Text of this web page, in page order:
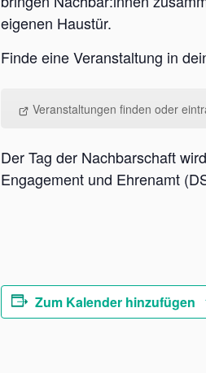
eigenen Haustür.
Finde eine Veranstaltung in
Veranstaltungen finden oder
Der Tag der Nachbarschaft
Engagement und Ehrenamt
Zum Kalender hinzufügen